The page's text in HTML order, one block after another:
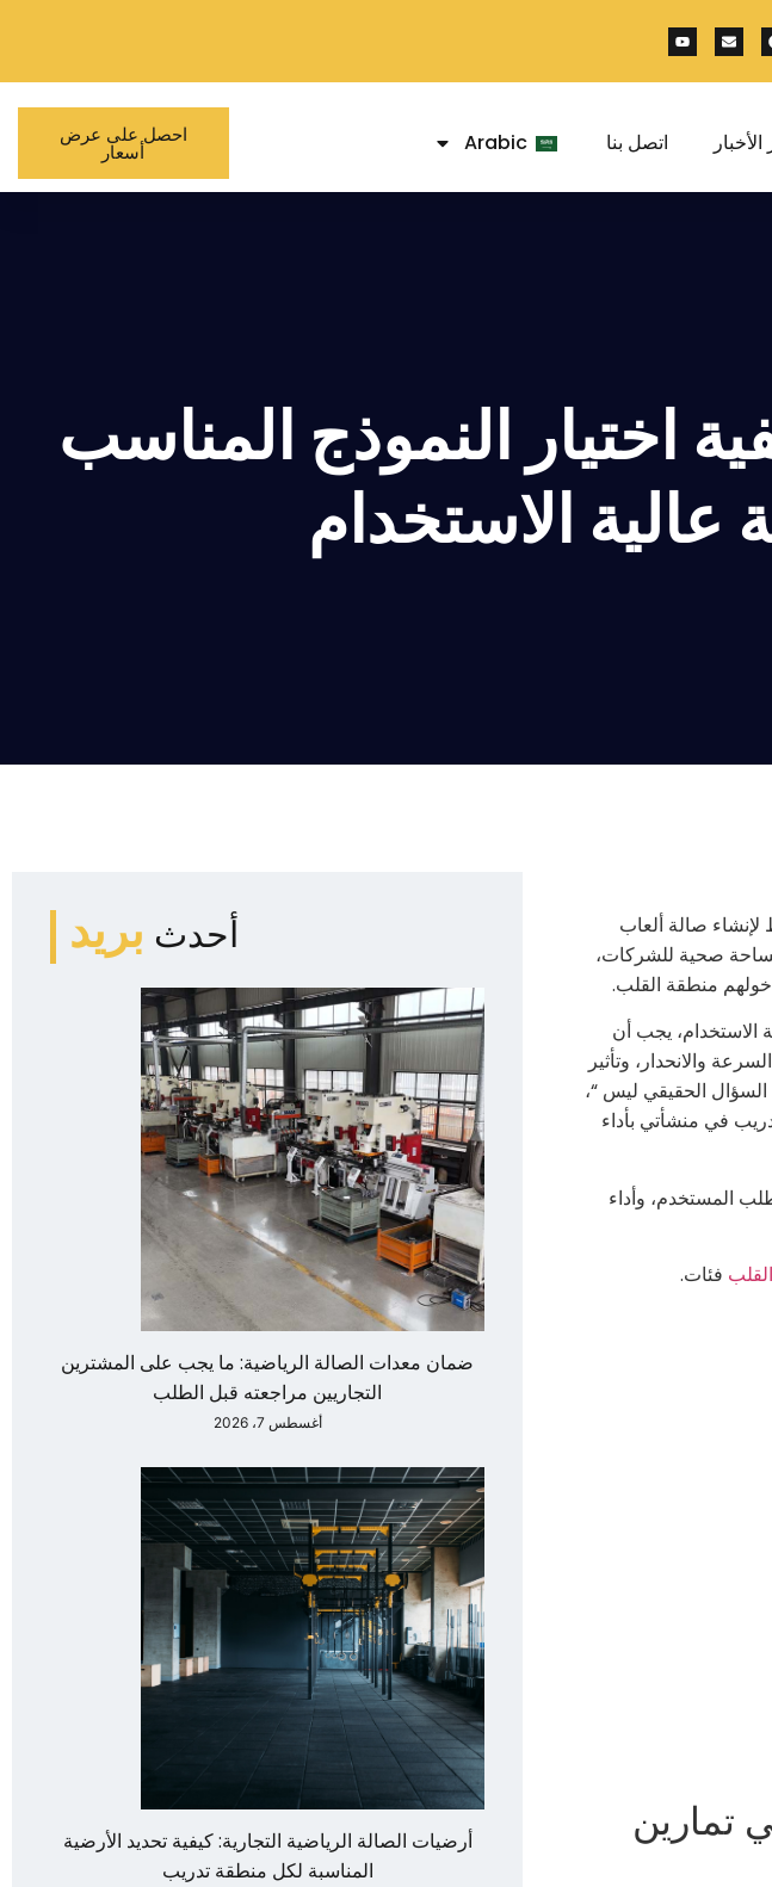
اتصل بنا Arabic احصل على عرض
أسعار
اختيار النموذج المناسب
عالية الاستخدام
صالة ألعاب
مساحة صحية للشركات،
منطقة القلب.
الاستخدام، يجب أن
والانحدار، وتأثير
الحقيقي ليس “،
في منشأتي بأداء
المستخدم، وأداء
فئات.
تمارين
أحدث بريد
ضمان معدات الصالة الرياضية: ما يجب على المشترين
التجاريين مراجعته قبل الطلب
أغسطس 7، 2026
أرضيات الصالة الرياضية التجارية: كيفية تحديد الأرضية
المناسبة لكل منطقة تدريب